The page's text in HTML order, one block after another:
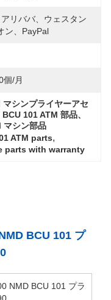
リババ、ウェスタン
ン、PayPal
個/月
マシンプライヤーアセ
101 ATM 部品、
マシン部品
ATM parts,
parts with warranty
BCU 101 プ
NMD BCU 101 プラ